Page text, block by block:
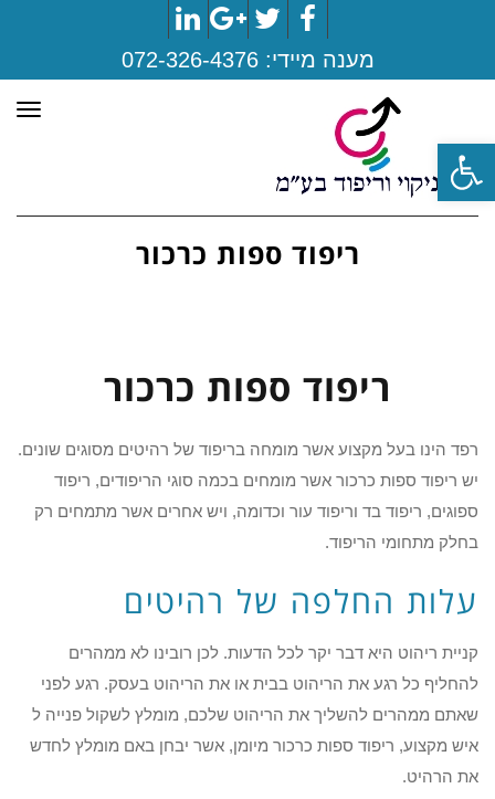
פתח סרגל נגישות
Facebook
Twitter
Google+
LinkedIn
מענה מיידי:072-326-4376
ריפוד ספות כרכור
ריפוד ספות כרכור
רפד הינו בעל מקצוע אשר מומחה בריפוד של רהיטים מסוגים שונים.
יש ריפוד ספות כרכור אשר מומחים בכמה סוגי הריפודים, ריפוד
ספוגים, ריפוד בד וריפוד עור וכדומה, ויש אחרים אשר מתמחים רק
בחלק מתחומי הריפוד.
עלות החלפה של רהיטים
קניית ריהוט היא דבר יקר לכל הדעות. לכן רובינו לא ממהרים
להחליף כל רגע את הריהוט בבית או את הריהוט בעסק. רגע לפני
שאתם ממהרים להשליך את הריהוט שלכם, מומלץ לשקול פנייה ל
איש מקצוע, ריפוד ספות כרכור מיומן, אשר יבחן באם מומלץ לחדש
את הרהיט.